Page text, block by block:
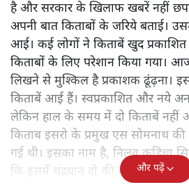
है और सरकार के खिलाफ खबरें नहीं
अपनी बात किताबों के जरिये बताई।
आई। कई लोगों ने किताबें खुद
किताबों के लिए परेशान किया गया।
लिखने से मुश्किल है प्रकाशक ढूंढ़ना।
किताबें आई हैं। स्वप्रकाशित और नये
लेकिन हाल के समय में दो किताबें नहीं
किताब इसरो के प्रमुख एस सोमनाथ
गई थी। इसका नाम है, निलवु कुडिचा
कि इसमें चंद्रयान दो की नाकामी से
और पढ़ें